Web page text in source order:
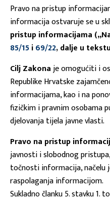
Pravo na pristup
informacija ostvaruje se u
pristup informacijama
85/15i69/22, dalje u
Cilj Zakonaje omogućiti i
Republike Hrvatske
informacijama, kao i na
fizičkim i pravnim osobama
djelovanja tijela javne vlasti.
Pravo na pristup
javnosti i slobodnog
točnosti informacija, načelu
raspolaganja informacijom.
Sukladno članku 5. stavku 1.